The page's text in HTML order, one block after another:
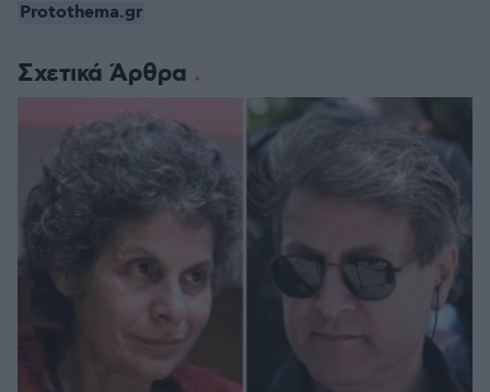
Σχετικά Άρθρα
Protothema.gr